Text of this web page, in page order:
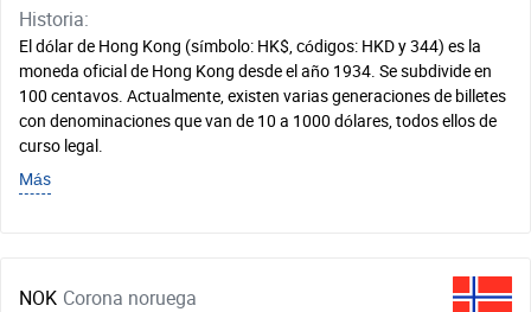
Historia:
El dólar de Hong Kong (símbolo: HK$, códigos: HKD y 344) es la
moneda oficial de Hong Kong desde el año 1934. Se subdivide en
100 centavos. Actualmente, existen varias generaciones de billetes
con denominaciones que van de 10 a 1000 dólares, todos ellos de
curso legal.
Más
NOK Corona noruega